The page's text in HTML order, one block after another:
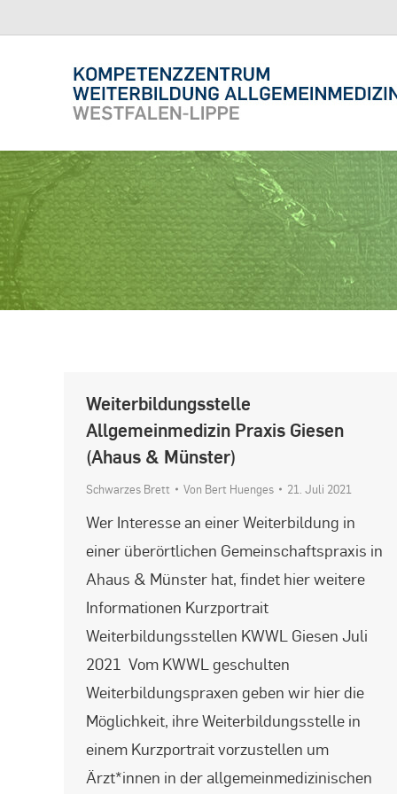
Weiterbildungsstelle
Allgemeinmedizin Praxis Giesen
(Ahaus & Münster)
Schwarzes Brett Von Bert Huenges 21. Juli 2021
Wer Interesse an einer Weiterbildung in
einer überörtlichen Gemeinschaftspraxis in
Ahaus & Münster hat, findet hier weitere
Informationen Kurzportrait
Weiterbildungsstellen KWWL Giesen Juli
2021 Vom KWWL geschulten
Weiterbildungspraxen geben wir hier die
Möglichkeit, ihre Weiterbildungsstelle in
einem Kurzportrait vorzustellen um
Ärzt*innen in der allgemeinmedizinischen